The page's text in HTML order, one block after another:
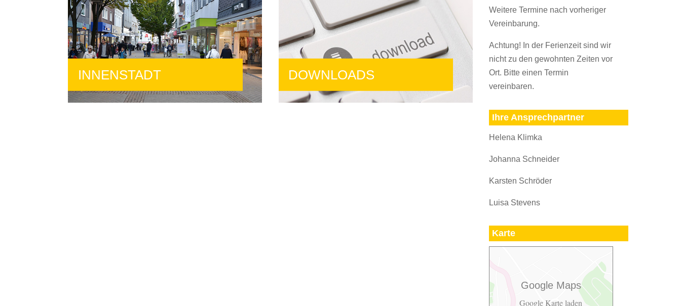
Weitere Termine nach vorheriger
Vereinbarung.
Achtung! In der Ferienzeit sind wir
nicht zu den gewohnten Zeiten vor
Ort. Bitte einen Termin
vereinbaren.
Ihre Ansprechpartner
Helena Klimka
Johanna Schneider
Karsten Schröder
Luisa Stevens
Karte
Google Maps
Google Karte laden